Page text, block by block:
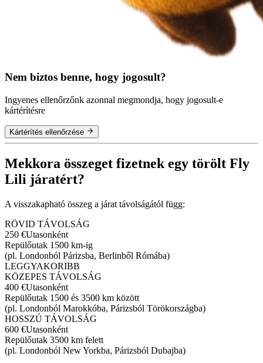
Nem biztos benne, hogy jogosult?
Ingyenes ellenőrzőnk azonnal megmondja, hogy jogosult-e
kártérítésre
Kártérítés ellenőrzése
Mekkora összeget fizetnek egy törölt Fly
Lili járatért?
A visszakapható összeg a járat távolságától függ:
RÖVID TÁVOLSÁG
250 €Utasonként
Repülőutak 1500 km-ig
(pl. Londonból Párizsba, Berlinből Rómába)
LEGGYAKORIBB
KÖZEPES TÁVOLSÁG
400 €Utasonként
Repülőutak 1500 és 3500 km között
(pl. Londonból Marokkóba, Párizsból Törökországba)
HOSSZÚ TÁVOLSÁG
600 €Utasonként
Repülőutak 3500 km felett
(pl. Londonból New Yorkba, Párizsból Dubajba)